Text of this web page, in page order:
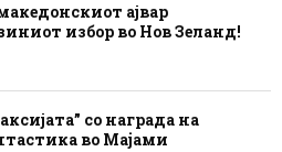
ајвар
избор во Нов Зеланд!
со награда на
во Мајами